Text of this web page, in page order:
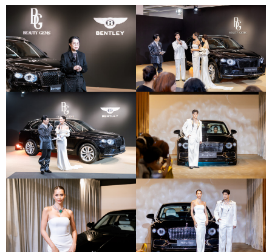
Porsche Centre Pattanakarn
เชื่อมโยง Porsche Community
ผ่าน The Big Screen Speed: AAS
Motorsport Live Experience
AAS Corp
AAS Motorsport
AAS Porsche
Bentley
career
news
Porsche
QR